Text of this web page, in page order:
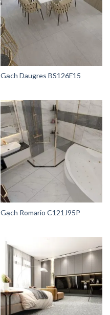
Gạch Daugres BS126F15
Gạch Romario C121J95P